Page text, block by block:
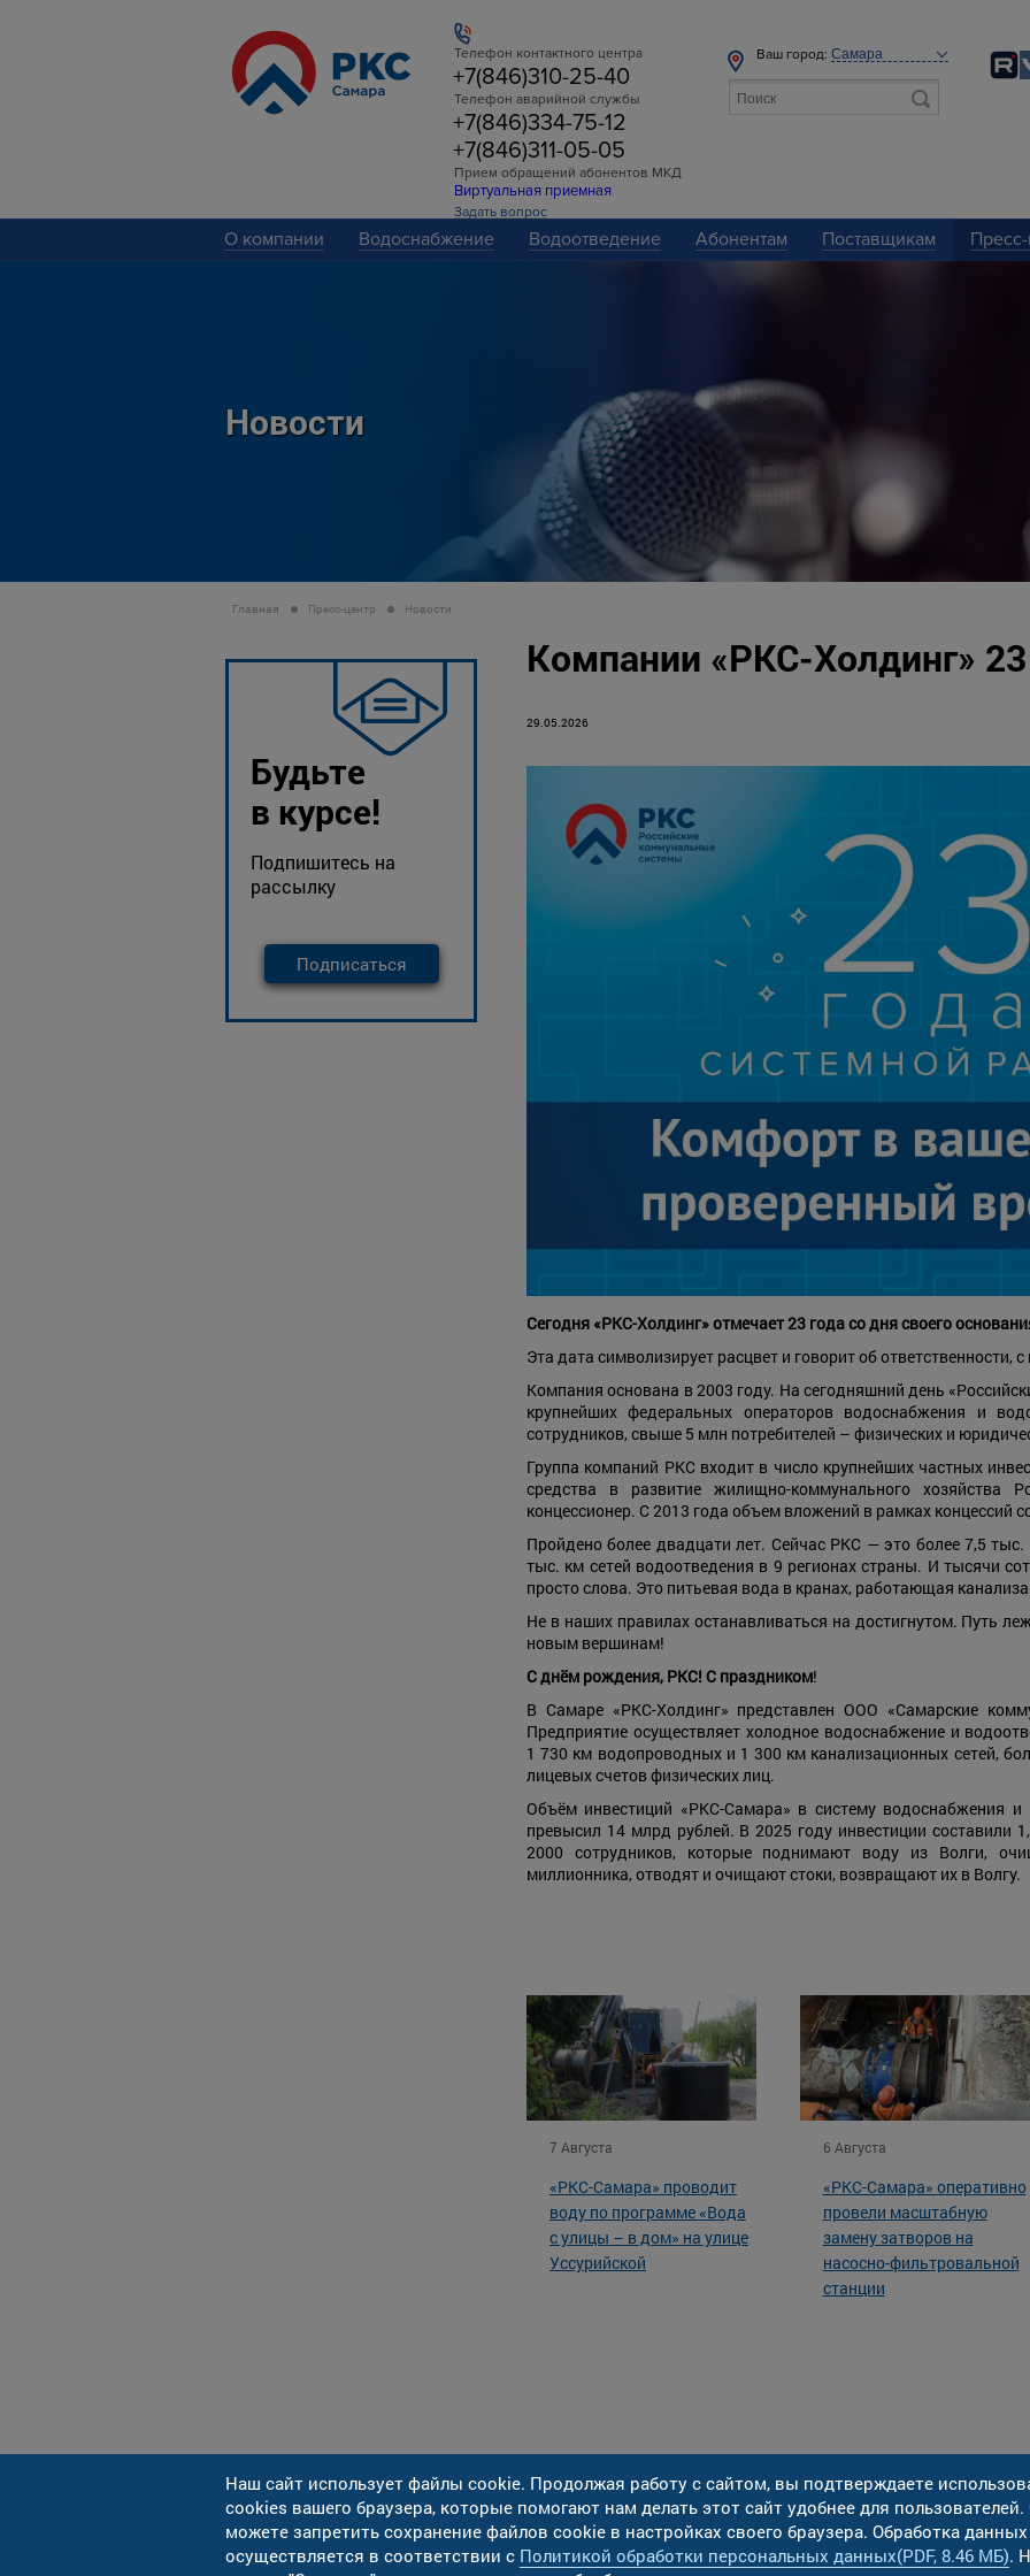
Телефон контактного центра
+7(846)310-25-40
Телефон аварийной службы
+7(846)334-75-12
+7(846)311-05-05
Прием обращений абонентов МКД
Виртуальная приемная
Задать вопрос
Ваш город:
О компании Водоснабжение Водоотведение Абонентам Поставщикам
Новости
Главная Пресс-центр Новости
Будьте
в курсе!
Подпишитесь на
рассылку
Подписаться
Компании «РКС-Холдинг»
29.05.2026
Сегодня «РКС-Холдинг» отмечает 23 года со дня своего
Эта дата символизирует расцвет и говорит об ответственности,
Компания основана в 2003 году. На сегодняшний день
крупнейших федеральных операторов водоснабжения и
сотрудников, свыше 5 млн потребителей – физических и
Группа компаний РКС входит в число крупнейших частных
средства в развитие жилищно-коммунального хозяйства
концессионер. С 2013 года объем вложений в рамках концессий
Пройдено более двадцати лет. Сейчас РКС — это более 7,5
тыс. км сетей водоотведения в 9 регионах страны. И тысячи
просто слова. Это питьевая вода в кранах, работающая
Не в наших правилах останавливаться на достигнутом. Путь
новым вершинам!
С днём рождения, РКС! С праздником!
В Самаре «РКС-Холдинг» представлен ООО «Самарские
Предприятие осуществляет холодное водоснабжение и
1 730 км водопроводных и 1 300 км канализационных сетей,
лицевых счетов физических лиц.
Объём инвестиций «РКС-Самара» в систему водоснабжения
превысил 14 млрд рублей. В 2025 году инвестиции составили
2000 сотрудников, которые поднимают воду из Волги,
миллионника, отводят и очищают стоки, возвращают их в Волгу.
7 Августа
«РКС-Самара» проводит
воду по программе «Вода
с улицы – в дом» на улице
Уссурийской
6 Августа
«РКС-Самара» оперативно
провели масштабную
замену затворов на
насосно-фильтровальной
станции
Наш сайт использует файлы cookie. Продолжая работу с сайтом, вы подтверждаете
cookies вашего браузера, которые помогают нам делать этот сайт удобнее для
можете запретить сохранение файлов cookie в настройках своего браузера. Обработка
осуществляется в соответствии с Политикой обработки персональных данных(PDF, 8.46 МБ).